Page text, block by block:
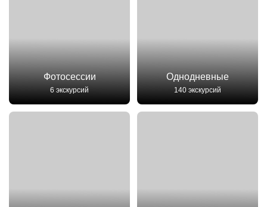
Фотосессии
6 экскурсий
Однодневные
140 экскурсий